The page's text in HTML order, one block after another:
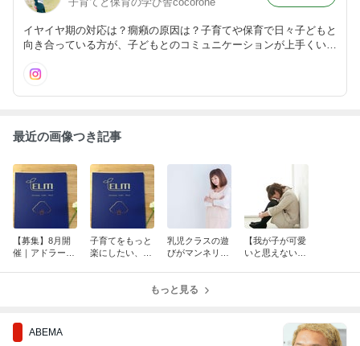
イヤイヤ期の対応は？癇癪の原因は？子育てや保育で日々子どもと
向き合っている方が、子どもとのコミュニケーションが上手くい
けの子育て講座や保育士研修をオンライン(ZOOM)で開催していま
最近の画像つき記事
【募集】8月開
催｜アドラーEL
子育てをもっと
楽にしたい、人
乳児クラスの遊
びがマンネリし
【我が子が可愛
いと思えない…
もっと見る
ABEMA